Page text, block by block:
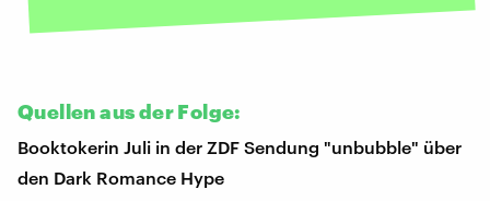
Quellen aus der Folge:
Booktokerin Juli in der ZDF Sendung "unbubble" über
den Dark Romance Hype